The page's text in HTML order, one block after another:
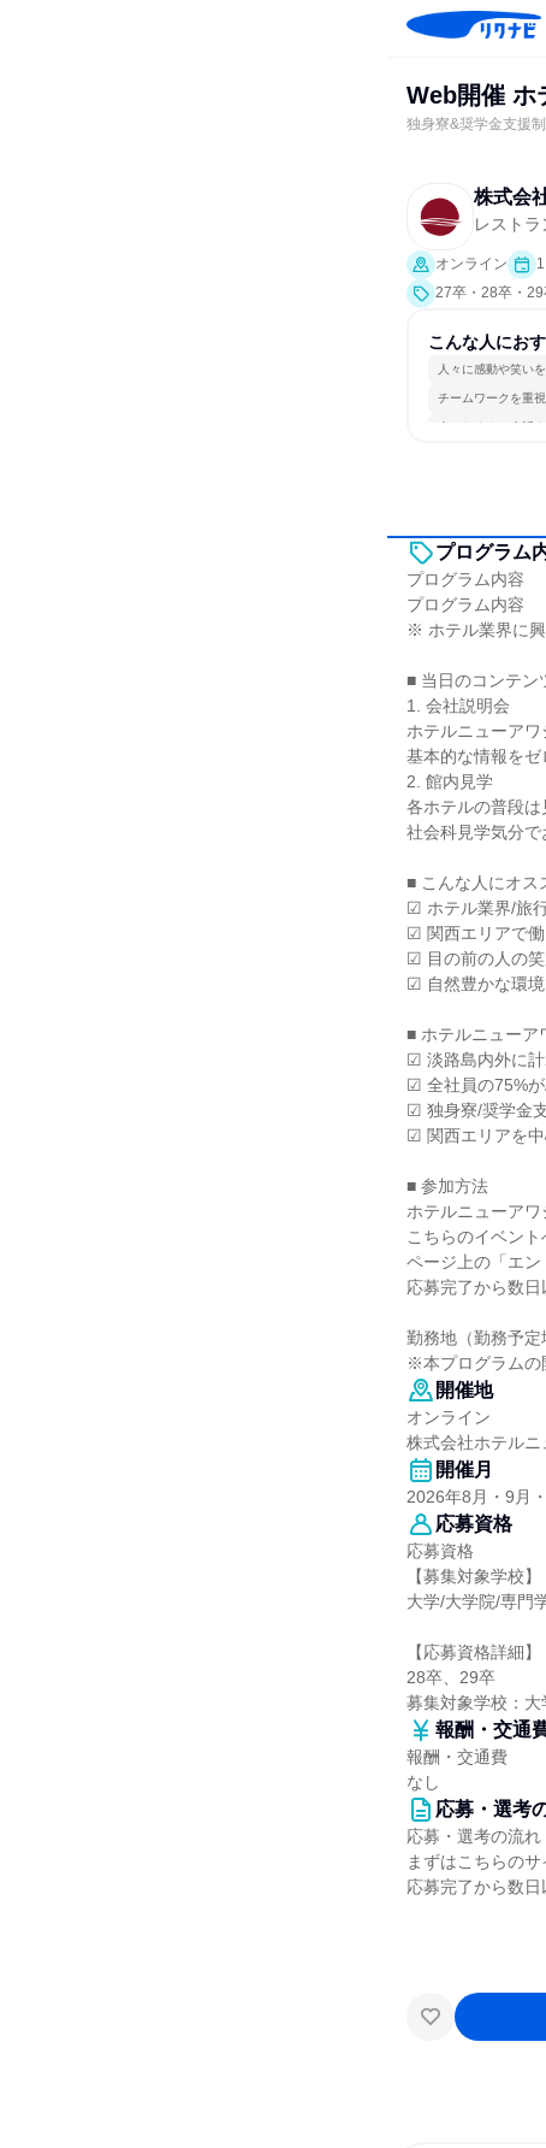
Web開催 ホ
独身寮&奨学金支援
株式会
レスト
オンライン
27卒・28卒・
こんな人にお
人々に感動や笑い
チームワークを重視
人とたくさん会話す
プログラム
プログラム内容
プログラム内容
※ ホテル業界に
■ 当日のコンテン
1. 会社説明会
ホテルニューア
基本的な情報をゼ
2. 館内見学
各ホテルの普段は
社会科見学気分で
■ こんな人にオス
☑ ホテル業界/旅
☑ 関西エリアで
☑ 目の前の人の
☑ 自然豊かな環
■ ホテルニューア
☑ 淡路島内外に計
☑ 全社員の75%が
☑ 独身寮/奨学金
☑ 関西エリアを中
■ 参加方法
ホテルニューアワ
こちらのイベント
ページ上の「エン
応募完了から数
勤務地（勤務予定
※本プログラムの
開催地
オンライン
株式会社ホテルニ
開催月
2026年8月・9月
応募資格
応募資格
【募集対象学校】
大学/大学院/専門
【応募資格詳細】
28卒、29卒
募集対象学校：
報酬・交通
報酬・交通費
なし
応募・選考
応募・選考の流れ
まずはこちらの
応募完了から数